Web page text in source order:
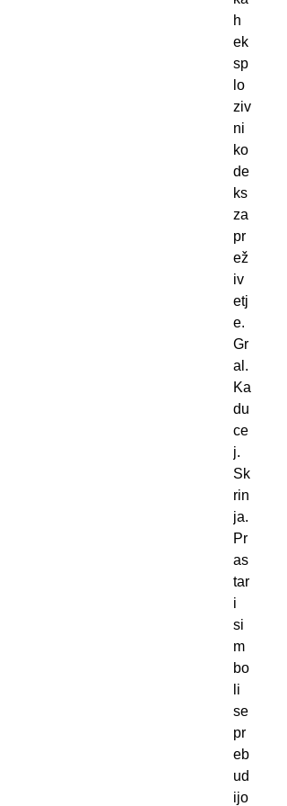
h
ek
sp
lo
ziv
ni
ko
de
ks
za
pr
ež
iv
etj
e.
Gr
al.
Ka
du
ce
j.
Sk
rin
ja.
Pr
as
tar
i
si
m
bo
li
se
pr
eb
ud
ijo